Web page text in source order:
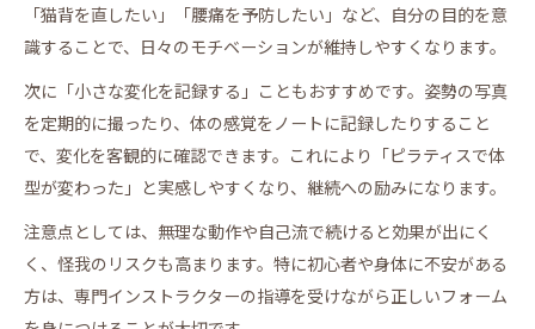
「猫背を直したい」「腰痛を予防したい」など、自分の目的を意
識することで、日々のモチベーションが維持しやすくなります。
次に「小さな変化を記録する」こともおすすめです。姿勢の写真
を定期的に撮ったり、体の感覚をノートに記録したりすること
で、変化を客観的に確認できます。これにより「ピラティスで体
型が変わった」と実感しやすくなり、継続への励みになります。
注意点としては、無理な動作や自己流で続けると効果が出にく
く、怪我のリスクも高まります。特に初心者や身体に不安がある
方は、専門インストラクターの指導を受けながら正しいフォーム